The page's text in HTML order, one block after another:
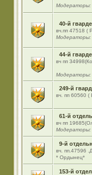
Модераторы:
40-й
вч.пп 47518 (
Модераторы:
44-й
вч пп
Модераторы:
249-й
вч. пп 60560 (
61-й
вч пп
Модераторы:
9-й
вч. пп.47596
* Ордынец*
153-й